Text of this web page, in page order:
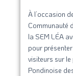
À l’occasion
Communauté
la SEM LÉA
pour
visiteurs sur
Pondinoise